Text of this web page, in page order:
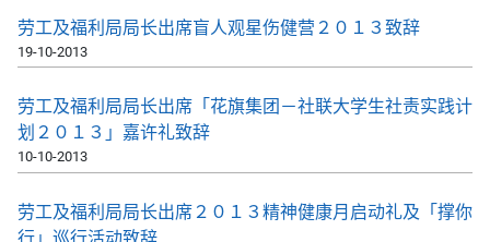
劳工及福利局局长出席盲人观星伤健营２０１３致辞
19-10-2013
劳工及福利局局长出席「花旗集团－社联大学生社责实践计
划２０１３」嘉许礼致辞
10-10-2013
劳工及福利局局长出席２０１３精神健康月启动礼及「撑你